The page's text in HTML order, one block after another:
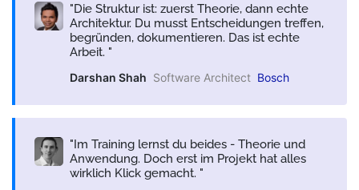
Die Struktur ist: zuerst Theorie, dann echte
Architektur. Du musst Entscheidungen treffen,
begründen, dokumentieren. Das ist echte
Arbeit.
Darshan Shah Software Architect Bosch
Im Training lernst du beides - Theorie und
Anwendung. Doch erst im Projekt hat alles
wirklich Klick gemacht.